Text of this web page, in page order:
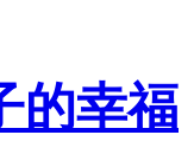
的幸福